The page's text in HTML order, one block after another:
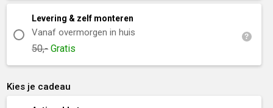
Levering & zelf monteren
Vanaf overmorgen in huis
50,- Gratis
Kies je cadeau